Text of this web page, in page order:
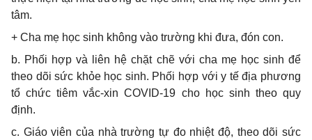
tâm.
+ Cha mẹ học sinh không vào trường khi đưa, đón con.
b. Phối hợp và liên hệ chặt chẽ với cha mẹ học sinh để
theo dõi sức khỏe học sinh. Phối hợp với y tế địa phương
tổ chức tiêm vắc-xin COVID-19 cho học sinh theo quy
định.
c. Giáo viên của nhà trường tự đo nhiệt độ, theo dõi sức